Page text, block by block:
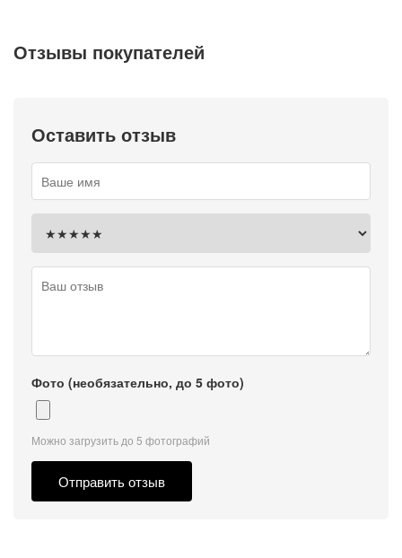
Отзывы покупателей
Оставить отзыв
Фото (необязательно, до 5 фото)
Можно загрузить до 5 фотографий
Отправить отзыв